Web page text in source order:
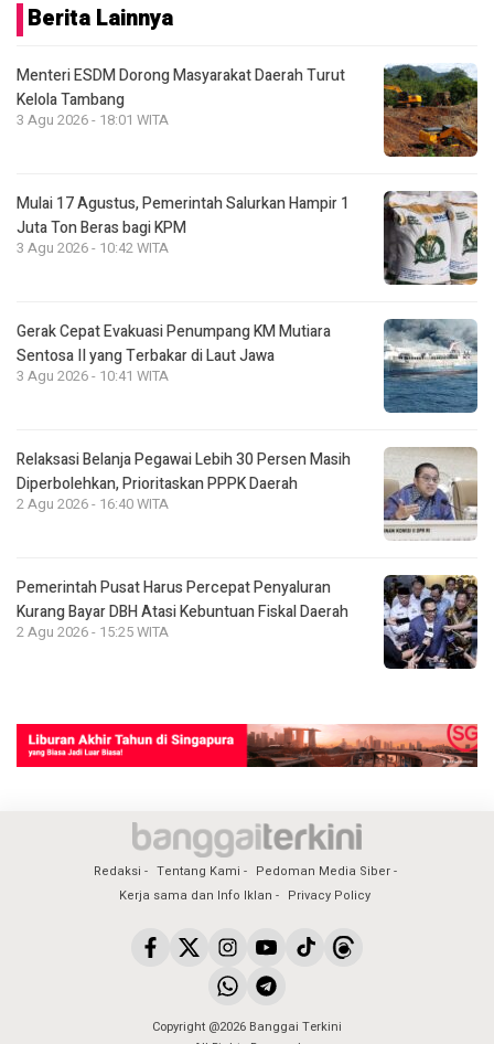
Berita Lainnya
Menteri ESDM Dorong Masyarakat Daerah Turut
Kelola Tambang
3 Agu 2026 - 18:01 WITA
Mulai 17 Agustus, Pemerintah Salurkan Hampir 1
Juta Ton Beras bagi KPM
3 Agu 2026 - 10:42 WITA
Gerak Cepat Evakuasi Penumpang KM Mutiara
Sentosa II yang Terbakar di Laut Jawa
3 Agu 2026 - 10:41 WITA
Relaksasi Belanja Pegawai Lebih 30 Persen Masih
Diperbolehkan, Prioritaskan PPPK Daerah
2 Agu 2026 - 16:40 WITA
Pemerintah Pusat Harus Percepat Penyaluran
Kurang Bayar DBH Atasi Kebuntuan Fiskal Daerah
2 Agu 2026 - 15:25 WITA
Redaksi Tentang Kami
Pedoman Media Siber
Kerja sama dan Info Iklan
Privacy Policy
Copyright @2026 Banggai Terkini